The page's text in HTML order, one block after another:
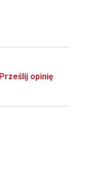
Prześlij opinię